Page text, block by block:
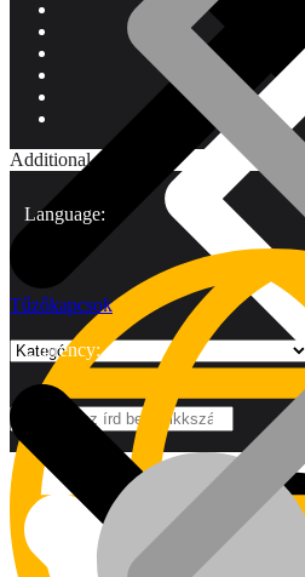
Márkák
Additional
Language:
Currency:
Tűzőkapcsok